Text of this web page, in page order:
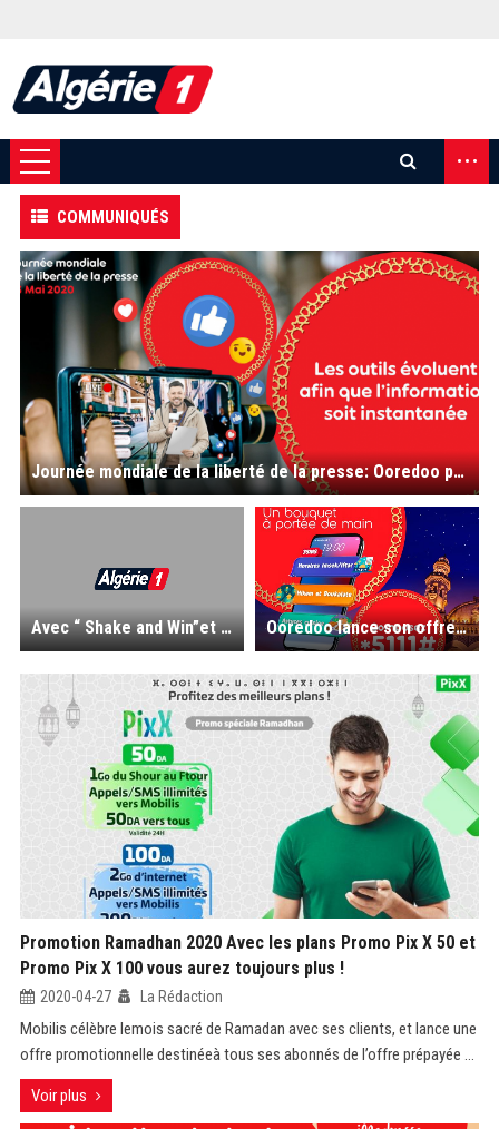
...
COMMUNIQUÉS
Journée mondiale de la liberté de la presse: Ooredoo présente ses meilleurs vœux à la presse algérienne
Avec “ Shake and Win”et DjezzyApp, gagnez des centaines de cadeaux par jour! Ooredoo lance son offre « Ramadhaniyate » à partir de 1 DA seulement
Promotion Ramadhan 2020 Avec les plans Promo Pix X 50 et
Promo Pix X 100 vous aurez toujours plus !
2020-04-27 La Rédaction
Mobilis célèbre lemois sacré de Ramadan avec ses clients, et lance une
offre promotionnelle destinéeà tous ses abonnés de l’offre prépayée ...
Voir plus